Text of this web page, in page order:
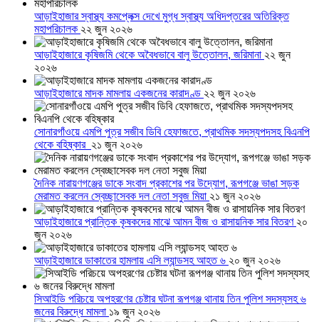
আড়াইহাজার স্বাস্থ্য কমপ্লেক্স দেখে মুগ্ধ স্বাস্থ্য অধিদপ্তরের অতিরিক্ত
মহাপরিচালক ২২ জুন ২০২৬
আড়াইহাজারে কৃষিজমি থেকে অবৈধভাবে বালু উত্তোলন, জরিমানা ২২ জুন
২০২৬
আড়াইহাজারে মাদক মামলায় একজনের কারাদণ্ড ২২ জুন ২০২৬
সোনারগাঁওয়ে এমপি পুত্র সজীব ডিবি হেফাজতে, প্রাথমিক সদস্যপদসহ বিএনপি
থেকে বহিষ্কার ২১ জুন ২০২৬
দৈনিক নারায়ণগঞ্জের ডাকে সংবাদ প্রকাশের পর উদ্যোগ, রূপগঞ্জে ভাঙা সড়ক
মেরামত করলেন স্বেচ্ছাসেবক দল নেতা সবুজ মিয়া ২১ জুন ২০২৬
আড়াইহাজারে প্রান্তিক কৃষকদের মাঝে আমন বীজ ও রাসায়নিক সার বিতরণ ২০
জুন ২০২৬
আড়াইহাজারে ডাকাতের হামলায় এসি ল্যান্ডসহ আহত ৬ ২০ জুন ২০২৬
সিআইডি পরিচয়ে অপহরণের চেষ্টার ঘটনা রূপগঞ্জ থানায় তিন পুলিশ সদস্যসহ ৬
জনের বিরুদ্ধে মামলা ১৯ জুন ২০২৬